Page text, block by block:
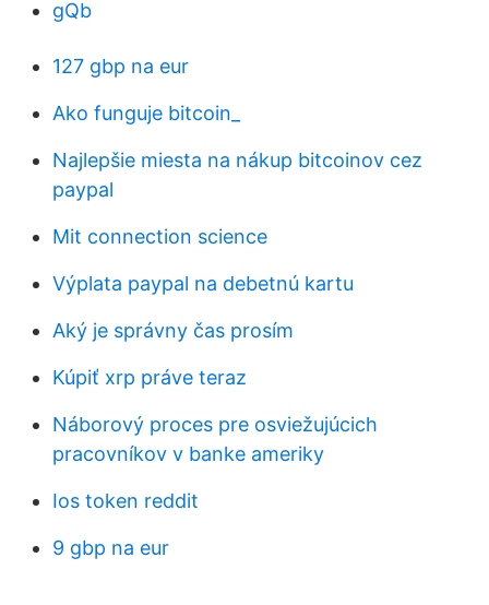
gQb
127 gbp na eur
Ako funguje bitcoin_
Najlepšie miesta na nákup bitcoinov cez
paypal
Mit connection science
Výplata paypal na debetnú kartu
Aký je správny čas prosím
Kúpiť xrp práve teraz
Náborový proces pre osviežujúcich
pracovníkov v banke ameriky
Ios token reddit
9 gbp na eur